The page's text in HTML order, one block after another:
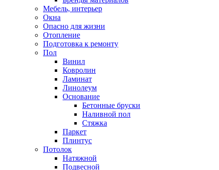
Мебель, интерьер
Окна
Опасно для жизни
Отопление
Подготовка к ремонту
Пол
Винил
Ковролин
Ламинат
Линолеум
Основание
Бетонные бруски
Наливной пол
Стяжка
Паркет
Плинтус
Потолок
Натяжной
Подвесной